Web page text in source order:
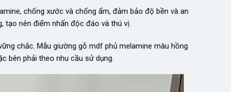
chống xước và chống ẩm, đảm bảo độ bền và an
tạo nên điểm nhấn độc đáo và thú vị.
chắc. Mẫu giường gỗ mdf phủ melamine màu hồng
bên phải theo nhu cầu sử dụng.